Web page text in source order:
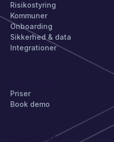
Risikostyring
Kommuner
Onboarding
Sikkerhed & data
Integrationer
Priser
Book demo
VIRKSOMHED